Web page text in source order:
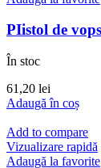
PIistol de
În stoc
61,20 lei
Adaugă în coș
Add to compare
Vizualizare rapidă
Adaugă la favorite